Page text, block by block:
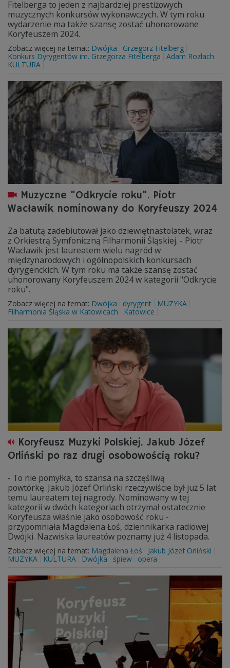
Fitelberga to jeden z najbardziej prestiżowych
muzycznych konkursów wykonawczych. W tym roku
wydarzenie ma także szansę zostać uhonorowane
Koryfeuszem 2024.
Zobacz więcej na temat: Dwójka
Grzegorz Fitelberg
Konkurs Dyrygentów im. Grzegorza Fitelberga
Adam Rozlach
KULTURA
Muzyczne "Odkrycie roku". Piotr
Wacławik nominowany do Koryfeuszy 2024
Za batutą zadebiutował jako dziewiętnastolatek, wraz
z Orkiestrą Symfoniczną Filharmonii Śląskiej. - Piotr
Wacławik jest laureatem wielu nagród w
międzynarodowych i ogólnopolskich konkursach
dyrygenckich. W tym roku ma także szansę zostać
uhonorowany Koryfeuszem 2024 w kategorii "Odkrycie
roku".
Zobacz więcej na temat: Dwójka dyrygent
MUZYKA
Filharmonia Śląska w Katowicach
Katowice
Koryfeusz Muzyki Polskiej. Jakub Józef
Orliński po raz drugi osobowością roku?
- To nie pomyłka, to szansa na szczęśliwą
powtórkę. Jakub Józef Orliński rzeczywiście był już 5 lat
temu laureatem tej nagrody. Nominowany w tej
kategorii w dwóch kategoriach otrzymał ostatecznie
Koryfeusza właśnie jako osobowość roku -
przypomniała Magdalena Łoś, dziennikarka radiowej
Dwójki. Nazwiska laureatów poznamy już 4 listopada.
Zobacz więcej na temat: Magdalena Łoś
Jakub Józef Orliński
MUZYKA
KULTURA Dwójka śpiew opera